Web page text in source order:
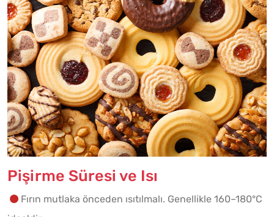
Pişirme Süresi ve Isı
Fırın mutlaka önceden ısıtılmalı. Genellikle 160–180°C